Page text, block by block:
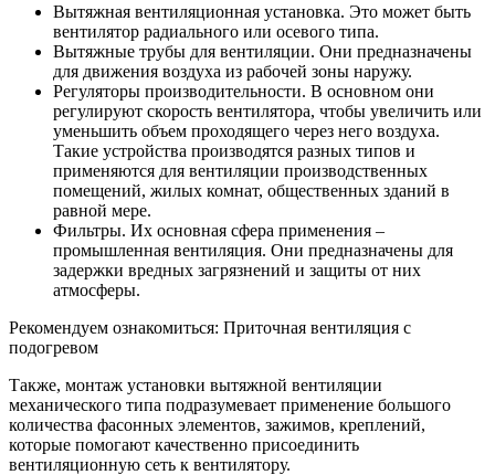
Вытяжная вентиляционная установка. Это может быть
вентилятор радиального или осевого типа.
Вытяжные трубы для вентиляции. Они предназначены
для движения воздуха из рабочей зоны наружу.
Регуляторы производительности. В основном они
регулируют скорость вентилятора, чтобы увеличить или
уменьшить объем проходящего через него воздуха.
Такие устройства производятся разных типов и
применяются для вентиляции производственных
помещений, жилых комнат, общественных зданий в
равной мере.
Фильтры. Их основная сфера применения –
промышленная вентиляция. Они предназначены для
задержки вредных загрязнений и защиты от них
атмосферы.
Рекомендуем ознакомиться: Приточная вентиляция с
подогревом
Также, монтаж установки вытяжной вентиляции
механического типа подразумевает применение большого
количества фасонных элементов, зажимов, креплений,
которые помогают качественно присоединить
вентиляционную сеть к вентилятору.